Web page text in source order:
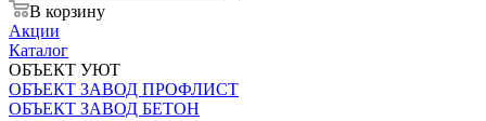
В корзину
Акции
Каталог
ОБЪЕКТ УЮТ
ОБЪЕКТ ЗАВОД ПРОФЛИСТ
ОБЪЕКТ ЗАВОД БЕТОН